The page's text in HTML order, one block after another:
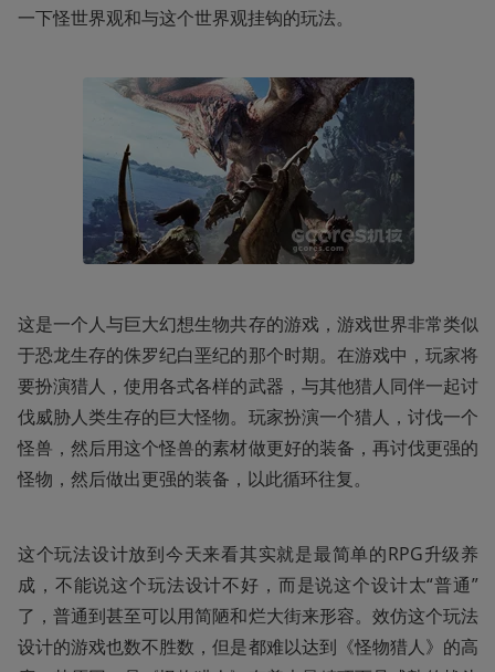
一下怪世界观和与这个世界观挂钩的玩法。
这是一个人与巨大幻想生物共存的游戏，游戏世界非常类似
于恐龙生存的侏罗纪白垩纪的那个时期。在游戏中，玩家将
要扮演猎人，使用各式各样的武器，与其他猎人同伴一起讨
伐威胁人类生存的巨大怪物。玩家扮演一个猎人，讨伐一个
怪兽，然后用这个怪兽的素材做更好的装备，再讨伐更强的
怪物，然后做出更强的装备，以此循环往复。
这个玩法设计放到今天来看其实就是最简单的RPG升级养
成，不能说这个玩法设计不好，而是说这个设计太“普通”
了，普通到甚至可以用简陋和烂大街来形容。效仿这个玩法
设计的游戏也数不胜数，但是都难以达到《怪物猎人》的高